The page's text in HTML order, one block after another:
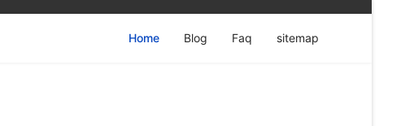
Home Blog Faq sitemap